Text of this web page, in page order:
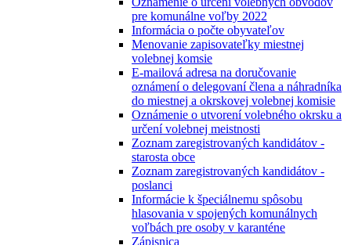
pre komunálne voľby 2022
Informácia o počte obyvateľov
Menovanie zapisovateľky miestnej
volebnej komsie
E-mailová adresa na doručovanie
oznámení o delegovaní člena a náhradníka
do miestnej a okrskovej volebnej komisie
Oznámenie o utvorení volebného okrsku a
určení volebnej meistnosti
Zoznam zaregistrovaných kandidátov -
starosta obce
Zoznam zaregistrovaných kandidátov -
poslanci
Informácie k špeciálnemu spôsobu
hlasovania v spojených komunálnych
voľbách pre osoby v karanténe
Zápisnica